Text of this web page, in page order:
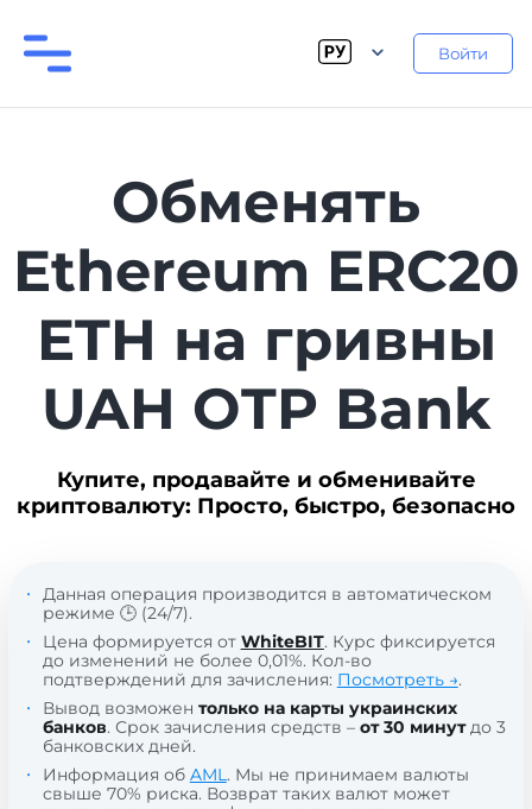
Войти
Обменять
Ethereum ERC20
ETH на гривны
UAH OTP Bank
Купите, продавайте и обменивайте
криптовалюту: Просто, быстро, безопасно
Данная операция производится в автоматическом
режиме 🕒 (24/7).
Цена формируется от WhiteBIT. Курс фиксируется
до изменений не более 0,01%. Кол-во
подтверждений для зачисления: Посмотреть →.
Вывод возможен только на карты украинских
банков. Срок зачисления средств – от 30 минутдо 3
банковских дней.
Информация об AML. Мы не принимаем валюты
свыше 70% риска. Возврат таких валют может